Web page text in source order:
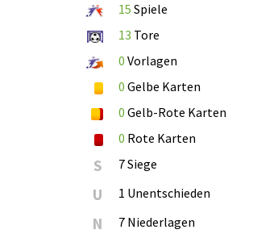
15 Spiele
13 Tore
0 Vorlagen
0 Gelbe Karten
0 Gelb-Rote Karten
0 Rote Karten
S 7 Siege
U 1 Unentschieden
N 7 Niederlagen